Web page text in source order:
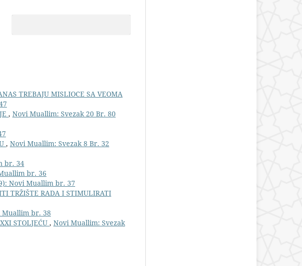
TREBAJU MISLIOCE SA VEOMA
, Novi Muallim: Svezak 20 Br. 80
, Novi Muallim: Svezak 8 Br. 32
br. 34
br. 36
Novi Muallim br. 37
TRŽIŠTE RADA I STIMULIRATI
Muallim br. 38
STOLJEĆU , Novi Muallim: Svezak